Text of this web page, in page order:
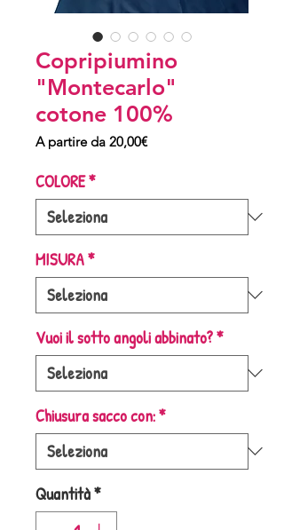
Copripiumino
"Montecarlo"
cotone 100%
A partire da 20,00€Prezzo
COLORE*
MISURA*
Vuoi il sotto angoli abbinato?*
Chiusura sacco con:*
Quantità*